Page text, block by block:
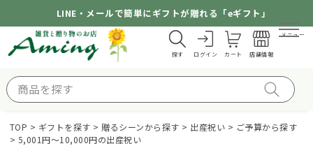
LINE・メールで簡単にギフトが贈れる「eギフト」
探す ログイン カート 店舗情報
メニュー
TOP ギフトを探す 贈るシーンから探す 出産祝い
ご予算から探す
5,001円～10,000円の出産祝い